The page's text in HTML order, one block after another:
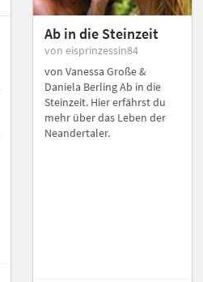
Ab in die Steinzeit
von eisprinzessin84
von Vanessa Große &
Daniela Berling Ab in die
Steinzeit. Hier erfährst du
mehr über das Leben der
Neandertaler.